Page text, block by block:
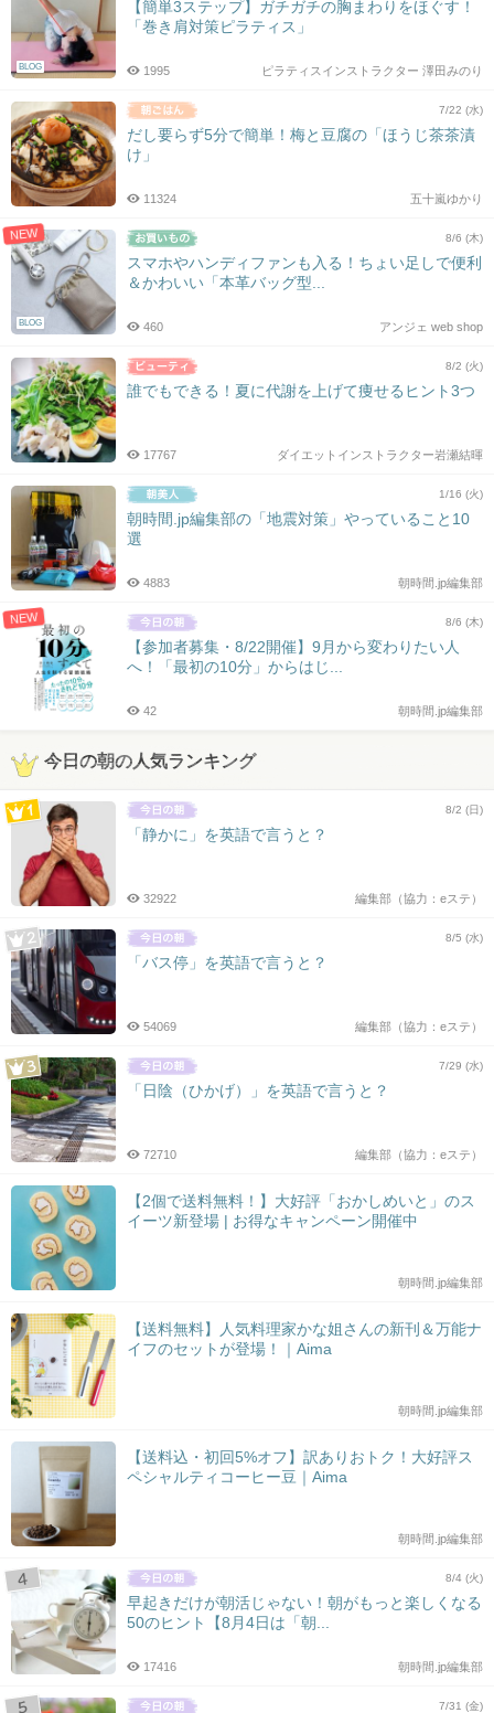
BLOG
【簡単3ステップ】ガチガチの胸まわりをほぐす！
「巻き肩対策ピラティス」
ピラティスインストラクター 澤田みのり
1995
7/22 (水)
だし要らず5分で簡単！梅と豆腐の「ほうじ茶茶漬
け」
五十嵐ゆかり
11324
NEW
BLOG
8/6 (木)
スマホやハンディファンも入る！ちょい足しで便利
＆かわいい「本革バッグ型...
アンジェ web shop
460
8/2 (火)
誰でもできる！夏に代謝を上げて痩せるヒント3つ
ダイエットインストラクター岩瀬結暉
17767
1/16 (火)
朝時間.jp編集部の「地震対策」やっていること10
選
朝時間.jp編集部
4883
NEW 8/6 (木)
【参加者募集・8/22開催】9月から変わりたい人
へ！「最初の10分」からはじ...
朝時間.jp編集部
42
今日の朝の人気ランキング
8/2 (日)
「静かに」を英語で言うと？
編集部（協力：eステ）
32922
8/5 (水)
「バス停」を英語で言うと？
編集部（協力：eステ）
54069
7/29 (水)
「日陰（ひかげ）」を英語で言うと？
編集部（協力：eステ）
72710
【2個で送料無料！】大好評「おかしめいと」のス
イーツ新登場 | お得なキャンペーン開催中
朝時間.jp編集部
【送料無料】人気料理家かな姐さんの新刊＆万能ナ
イフのセットが登場！｜Aima
朝時間.jp編集部
【送料込・初回5%オフ】訳ありおトク！大好評ス
ペシャルティコーヒー豆｜Aima
朝時間.jp編集部
8/4 (火)
早起きだけが朝活じゃない！朝がもっと楽しくなる
50のヒント【8月4日は「朝...
朝時間.jp編集部
17416
7/31 (金)